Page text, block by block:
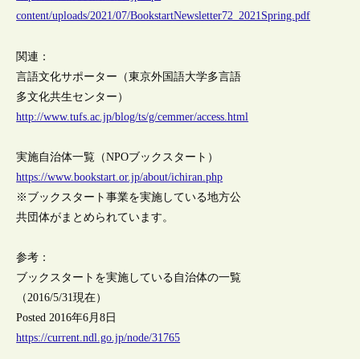
content/uploads/2021/07/BookstartNewsletter72_2021Spring.pdf
関連：
言語文化サポーター（東京外国語大学多言語
多文化共生センター）
http://www.tufs.ac.jp/blog/ts/g/cemmer/access.html
実施自治体一覧（NPOブックスタート）
https://www.bookstart.or.jp/about/ichiran.php
※ブックスタート事業を実施している地方公
共団体がまとめられています。
参考：
ブックスタートを実施している自治体の一覧
（2016/5/31現在）
Posted 2016年6月8日
https://current.ndl.go.jp/node/31765